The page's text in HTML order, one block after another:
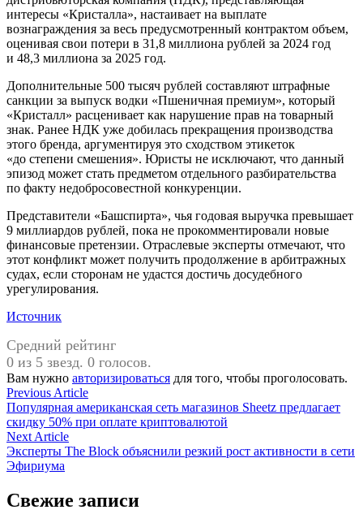
интересы «Кристалла», настаивает на выплате
вознаграждения за весь предусмотренный контрактом объем,
оценивая свои потери в 31,8 миллиона рублей за 2024 год
и 48,3 миллиона за 2025 год.
Дополнительные 500 тысяч рублей составляют штрафные
санкции за выпуск водки «Пшеничная премиум», который
«Кристалл» расценивает как нарушение прав на товарный
знак. Ранее НДК уже добилась прекращения производства
этого бренда, аргументируя это сходством этикеток
«до степени смешения». Юристы не исключают, что данный
эпизод может стать предметом отдельного разбирательства
по факту недобросовестной конкуренции.
Представители «Башспирта», чья годовая выручка превышает
9 миллиардов рублей, пока не прокомментировали новые
финансовые претензии. Отраслевые эксперты отмечают, что
этот конфликт может получить продолжение в арбитражных
судах, если сторонам не удастся достичь досудебного
урегулирования.
Источник
Средний рейтинг
0 из 5 звезд. 0 голосов.
Вам нужно авторизироваться для того, чтобы проголосовать.
Навигация
по
записям
Previous ArticlePrevious
article:
Популярная американская сеть магазинов Sheetz предлагает
скидку 50% при оплате криптовалютой
Next ArticleNext
article:
Эксперты The Block объяснили резкий рост активности в сети
Эфириума
Свежие записи